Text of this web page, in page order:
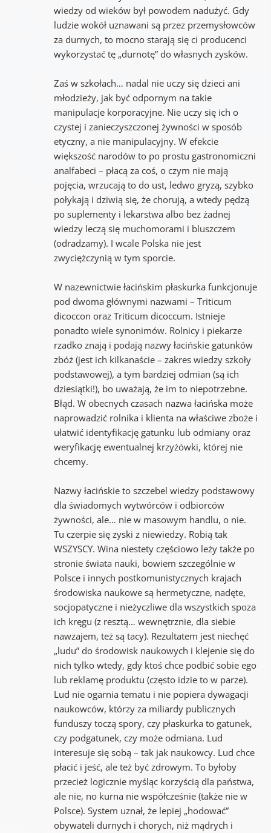
wiedzy od wieków był powodem nadużyć. Gdy
ludzie wokół uznawani są przez przemysłowców
za durnych, to mocno starają się ci producenci
wykorzystać tę „durnotę” do własnych zysków.
Zaś w szkołach… nadal nie uczy się dzieci ani
młodzieży, jak być odpornym na takie
manipulacje korporacyjne. Nie uczy się ich o
czystej i zanieczyszczonej żywności w sposób
etyczny, a nie manipulacyjny. W efekcie
większość narodów to po prostu gastronomiczni
analfabeci – płacą za coś, o czym nie mają
pojęcia, wrzucają to do ust, ledwo gryzą, szybko
połykają i dziwią się, że chorują, a wtedy pędzą
po suplementy i lekarstwa albo bez żadnej
wiedzy leczą się muchomorami i bluszczem
(odradzamy). I wcale Polska nie jest
zwyciężczynią w tym sporcie.
W nazewnictwie łacińskim płaskurka funkcjonuje
pod dwoma głównymi nazwami – Triticum
dicoccon oraz Triticum dicoccum. Istnieje
ponadto wiele synonimów. Rolnicy i piekarze
rzadko znają i podają nazwy łacińskie gatunków
zbóż (jest ich kilkanaście – zakres wiedzy szkoły
podstawowej), a tym bardziej odmian (są ich
dziesiątki!), bo uważają, że im to niepotrzebne.
Błąd. W obecnych czasach nazwa łacińska może
naprowadzić rolnika i klienta na właściwe zboże i
ułatwić identyfikację gatunku lub odmiany oraz
weryfikację ewentualnej krzyżówki, której nie
chcemy.
Nazwy łacińskie to szczebel wiedzy podstawowy
dla świadomych wytwórców i odbiorców
żywności, ale… nie w masowym handlu, o nie.
Tu czerpie się zyski z niewiedzy. Robią tak
WSZYSCY. Wina niestety częściowo leży także po
stronie świata nauki, bowiem szczególnie w
Polsce i innych postkomunistycznych krajach
środowiska naukowe są hermetyczne, nadęte,
socjopatyczne i nieżyczliwe dla wszystkich spoza
ich kręgu (z resztą… wewnętrznie, dla siebie
nawzajem, też są tacy). Rezultatem jest niechęć
„ludu” do środowisk naukowych i klejenie się do
nich tylko wtedy, gdy ktoś chce podbić sobie ego
lub reklamę produktu (często idzie to w parze).
Lud nie ogarnia tematu i nie popiera dywagacji
naukowców, którzy za miliardy publicznych
funduszy toczą spory, czy płaskurka to gatunek,
czy podgatunek, czy może odmiana. Lud
interesuje się sobą – tak jak naukowcy. Lud chce
płacić i jeść, ale też być zdrowym. To byłoby
przecież logicznie myśląc korzyścią dla państwa,
ale nie, no kurna nie współcześnie (także nie w
Polsce). System uznał, że lepiej „hodować”
obywateli durnych i chorych, niż mądrych i